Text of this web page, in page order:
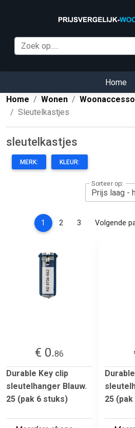
Home
Home
Wonen
Sleutelkastjes
sleutelkastjes
MERK: KLEUR:
Sorteer op:
1 (current)
2 3 Volgende
€ 0.86
Durable Key clip
sleutelhanger Blauw.
25 (pak 6 stuks)
25